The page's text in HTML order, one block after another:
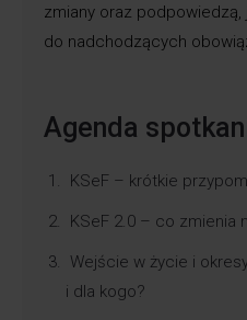
zmiany oraz
do nadchodzących
Agenda
KSeF – krótkie
KSeF 2.0 – co zmienia
Wejście w życie i
i dla kogo?